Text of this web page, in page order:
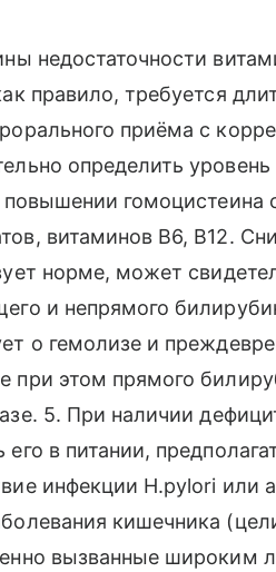
недостаточности
правило, требуется
приёма с
определить
гомоцистеина
витаминов В6, В12.
норме, может
и непрямого
о гемолизе и
при этом прямого
5. При наличии
в питании,
инфекции H.pylori или
кишечника
вызванные широким